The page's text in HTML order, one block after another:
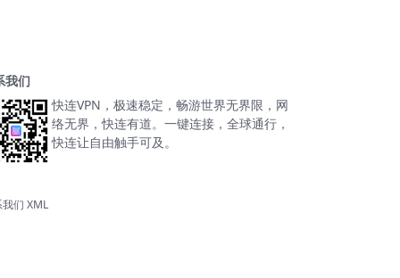
我们
快连VPN，极速稳定，畅游世界无界限，网
络无界，快连有道。一键连接，全球通行，
快连让自由触手可及。
们 XML